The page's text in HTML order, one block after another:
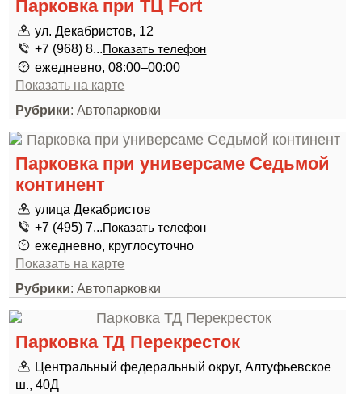
Парковка при ТЦ Fort
ул. Декабристов, 12
+7 (968) 8...Показать телефон
ежедневно, 08:00–00:00
Показать на карте
Рубрики: Автопарковки
Парковка при универсаме Седьмой
континент
улица Декабристов
+7 (495) 7...Показать телефон
ежедневно, круглосуточно
Показать на карте
Рубрики: Автопарковки
Парковка ТД Перекресток
Центральный федеральный округ, Алтуфьевское
ш., 40Д